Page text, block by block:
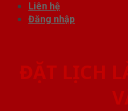
Liên hệ
Đăng nhập
ĐẶT LỊCH